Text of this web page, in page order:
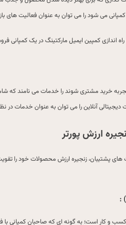
می شود را می توان به عنوان فعالیت های
راه اندازی کمپین ایمیل مارکتینگ در یک
خرید مشتری شوند را خدمات می نامند که
آنلاین را می توان به عنوان خدمات در
ارزش پورتر
های پشتیبان، زنجیره ارزش محصولات خود را
) :
و کار است؛ به گونه ای که صاحبان کمپانی با